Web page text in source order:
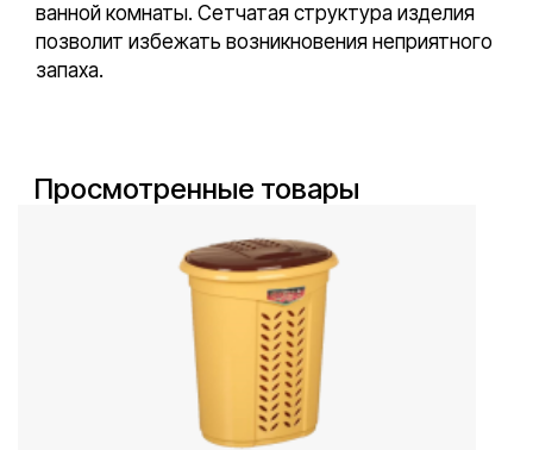
ванной комнаты. Сетчатая структура изделия
позволит избежать возникновения неприятного
запаха.
Просмотренные товары